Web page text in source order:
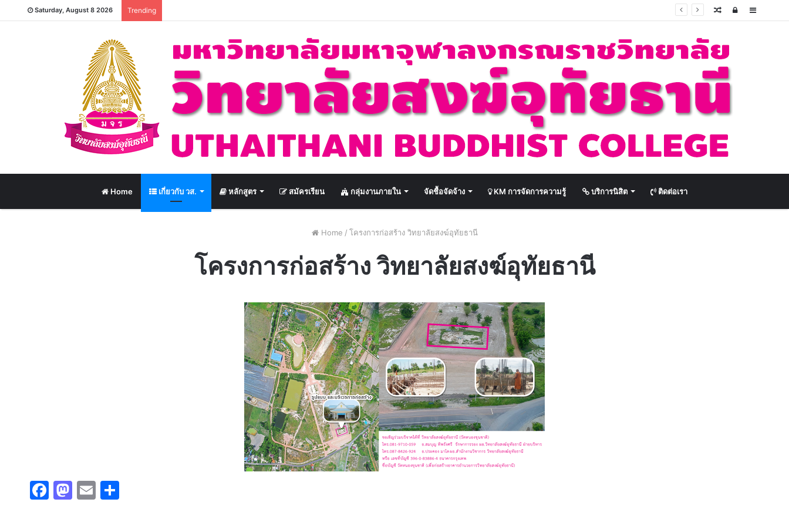
Saturday, August 8 2026 Trending Sidebar
Log
Random
Home เกี่ยวกับ วส. หลักสูตร สมัครเรียน กลุ่มงานภายใน จัดชื้อจัดจ้าง KM การจัดการความรู้ บริการนิสิต ติดต่อเรา
Home / โครงการก่อสร้าง วิทยาลัยสงฆ์อุทัยธานี
โครงการก่อสร้าง วิทยาลัยสงฆ์อุทัยธานี
F
M E